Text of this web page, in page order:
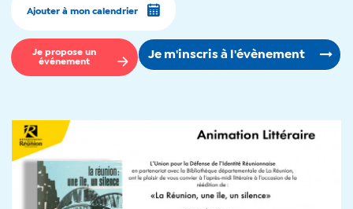
Ajouter à mon calendrier
Je m'inscris à l'évènement
Je propose un
événement